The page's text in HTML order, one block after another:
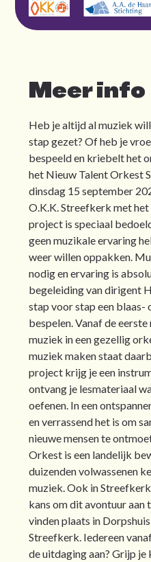
Meer info
Heb je altijd al muziek
stap gezet? Of heb je
bespeeld en kriebelt het
het Nieuw Talent Orkest
dinsdag 15 september
O.K.K. Streefkerk met
project is speciaal
geen muzikale ervaring
weer willen oppakken.
nodig en ervaring is
begeleiding van dirigent
stap voor stap een
bespelen. Vanaf de
muziek in een gezellig
muziek maken staat
project krijg je een
ontvang je lesmateriaal
oefenen. In een
en verrassend het is om
nieuwe mensen te
Orkest is een landelijk
duizenden volwassenen
muziek. Ook in
kans om dit avontuur aan
vinden plaats in
Streefkerk. Iedereen
de uitdaging aan? Grijp je